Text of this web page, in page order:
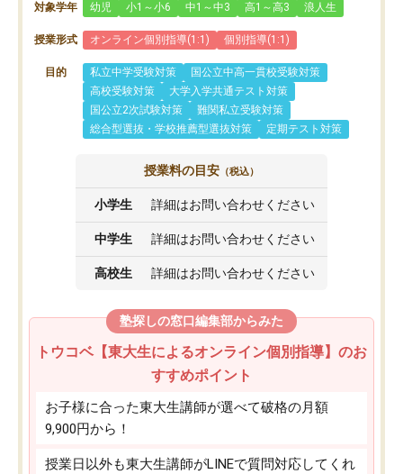
対象学年 幼児 小1～小6 中1～中3 高1～高3 浪人生
授業形式 オンライン個別指導(1:1) 個別指導(1:1)
目的 私立中学受験対策
国公立中高一貫校受験対策
高校受験対策
大学入学共通テスト対策
国公立2次試験対策
難関私立受験対策
総合型選抜・学校推薦型選抜対策
定期テスト対策
授業料の目安 （税込）
小学生 詳細はお問い合わせください
中学生 詳細はお問い合わせください
高校生 詳細はお問い合わせください
塾探しの窓口編集部からみた
トウコベ【東大生によるオンライン個別指導】のお
すすめポイント
お子様に合った東大生講師が選べて破格の月額
9,900円から！
授業日以外も東大生講師がLINEで質問対応してくれ